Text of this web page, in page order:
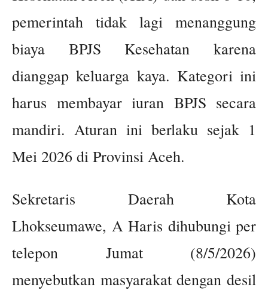
pemerintah tidak lagi menanggung
biaya BPJS Kesehatan karena
dianggap keluarga kaya. Kategori ini
harus membayar iuran BPJS secara
mandiri. Aturan ini berlaku sejak 1
Mei 2026 di Provinsi Aceh.
Sekretaris Daerah Kota
Lhokseumawe, A Haris dihubungi per
telepon Jumat (8/5/2026)
menyebutkan masyarakat dengan desil